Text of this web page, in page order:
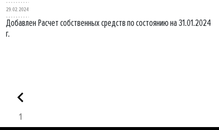
29.02.2024
Добавлен Расчет собственных средств по состоянию на 31.01.2024
г.
1